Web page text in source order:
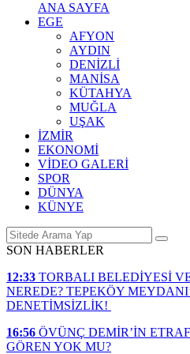
ANA SAYFA
EGE
AFYON
AYDIN
DENİZLİ
MANİSA
KÜTAHYA
MUĞLA
UŞAK
İZMİR
EKONOMİ
VİDEO GALERİ
SPOR
DÜNYA
KÜNYE
SON HABERLER
12:33 TORBALI BELEDİYESİ
NEREDE? TEPEKÖY
DENETİMSİZLİK!
16:56 ÖVÜNÇ DEMİR’İN
GÖREN YOK MU?